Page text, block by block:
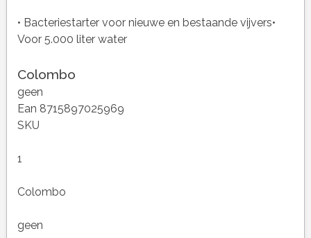
• Bacteriestarter voor nieuwe en bestaande vijvers•
Voor 5.000 liter water
Colombo
geen
Ean 8715897025969
SKU
1
Colombo
geen